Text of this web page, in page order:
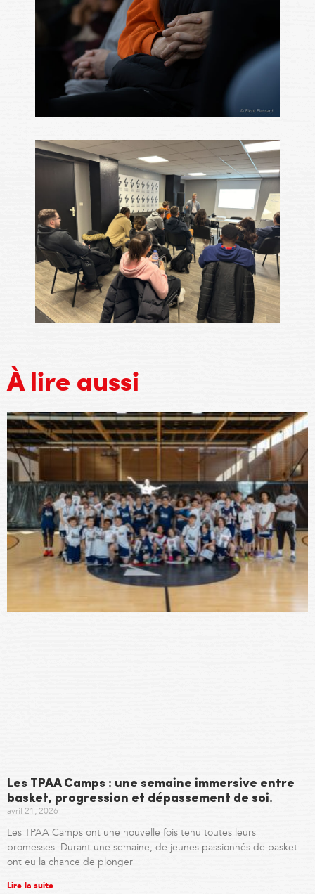
À lire aussi
Les TPAA Camps : une semaine immersive entre
basket, progression et dépassement de soi.
avril 21, 2026
Les TPAA Camps ont une nouvelle fois tenu toutes leurs
promesses. Durant une semaine, de jeunes passionnés de basket
ont eu la chance de plonger
Lire la suite